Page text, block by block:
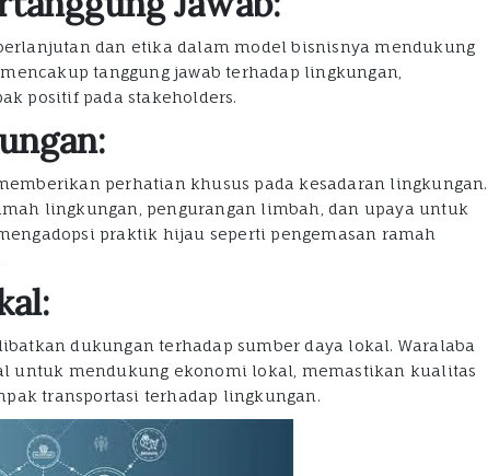
dan etika dalam model bisnisnya mendukung
tanggung jawab terhadap lingkungan,
positif pada stakeholders.
perhatian khusus pada kesadaran lingkungan.
lingkungan, pengurangan limbah, dan upaya untuk
praktik hijau seperti pengemasan ramah
dukungan terhadap sumber daya lokal. Waralaba
untuk mendukung ekonomi lokal, memastikan kualitas
transportasi terhadap lingkungan.